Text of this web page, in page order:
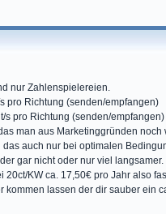
nur Zahlenspielereien.
pro Richtung (senden/empfangen)
s pro Richtung (senden/empfangen)
man aus Marketinggründen noch
auch nur bei optimalen
gar nicht oder nur viel langsamer.
KW ca. 17,50€ pro Jahr also
lassen der dir sauber ein